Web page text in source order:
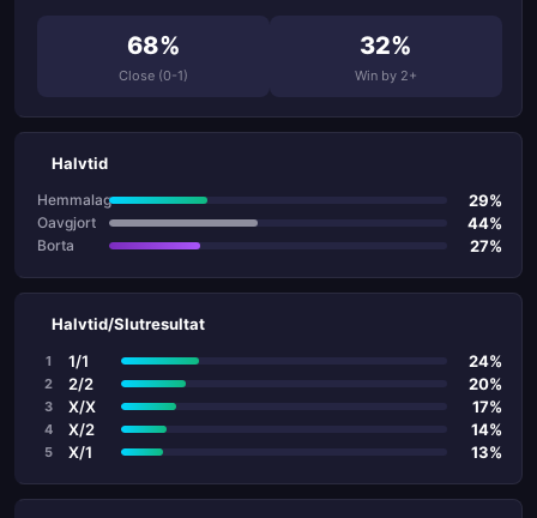
68%
Close (0-1)
32%
Win by 2+
Halvtid
Hemmalag 29%
Oavgjort 44%
Borta 27%
Halvtid/Slutresultat
1 1/1 24%
2 2/2 20%
3 X/X 17%
4 X/2 14%
5 X/1 13%